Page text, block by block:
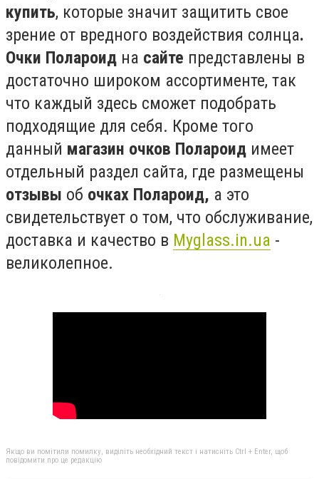
купить, которые значит защитить свое
зрение от вредного воздействия солнца.
Очки Полароид на сайте представлены в
достаточно широком ассортименте, так
что каждый здесь сможет подобрать
подходящие для себя. Кроме того
данный магазин очков Полароид имеет
отдельный раздел сайта, где размещены
отзывы об очках Полароид, а это
свидетельствует о том, что обслуживание,
доставка и качество в Myglass.in.ua -
великолепное.
Якщо ви помітили помилку, виділіть необхідний текст і натисніть Ctrl + Enter, щоб
повідомити про це редакцію